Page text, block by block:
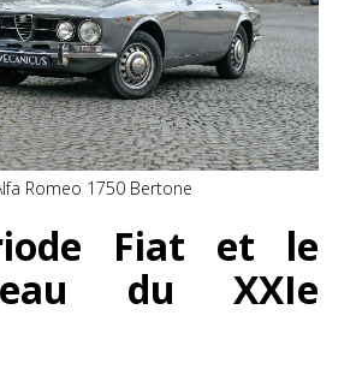
Romeo 1750 Bertone
Fiat et le
du XXIe